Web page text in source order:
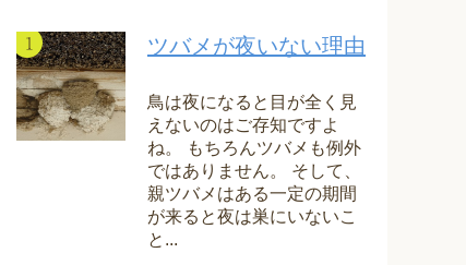
ツバメが夜いない理由
鳥は夜になると目が全く見
えないのはご存知ですよ
ね。 もちろんツバメも例外
ではありません。 そして、
親ツバメはある一定の期間
が来ると夜は巣にいないこ
と...